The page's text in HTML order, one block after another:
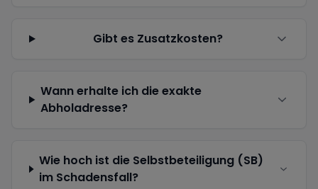
Gibt es Zusatzkosten?
Wann erhalte ich die exakte
Abholadresse?
Wie hoch ist die Selbstbeteiligung (SB)
im Schadensfall?